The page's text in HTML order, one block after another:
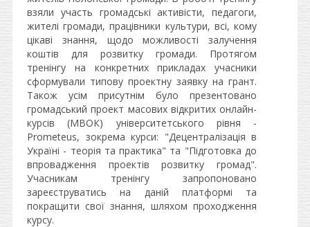
взяли участь громадські активісти, педагоги,
жителі громади, працівники культури, всі, кому
цікаві знання, щодо можливості залучення
коштів для розвитку громади. Протягом
тренінгу на конкретних прикладах учасники
сформували типову проектну заявку на грант.
Також усім присутнім було презентовано
громадський проект масових відкритих онлайн-
курсів (МВОК) університетського рівня -
Prometeus, зокрема курси: "Децентралізація в
Україні - теорія та практика" та "Підготовка до
впровадження проектів розвитку громад".
Учасникам тренінгу запропоновано
зареєструватись на даній платформі та
покращити свої знання, шляхом проходження
курсу.